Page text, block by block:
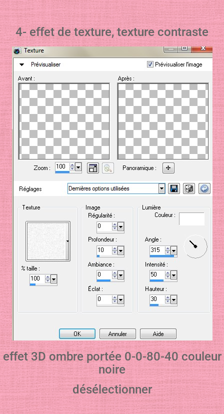
4- effet de texture, texture contraste
effet 3D ombre portée 0-0-80-40 couleur
noire
désélectionner